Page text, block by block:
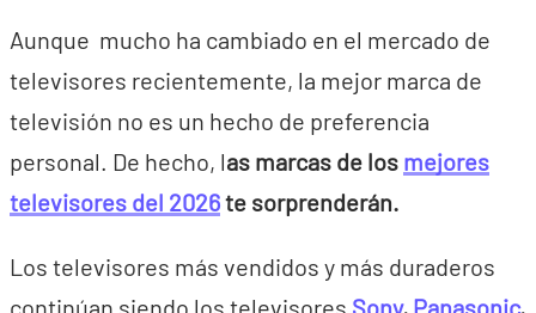
Aunque mucho ha cambiado en el mercado de
televisores recientemente, la mejor marca de
televisión no es un hecho de preferencia
personal. De hecho, las marcas de los mejores
televisores del 2026te sorprenderán.
Los televisores más vendidos y más duraderos
continúan siendo los televisores Sony, Panasonic,